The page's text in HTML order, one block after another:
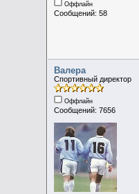
Оффлайн
Сообщений: 58
Валера
Спортивный директор
Оффлайн
Сообщений: 7656